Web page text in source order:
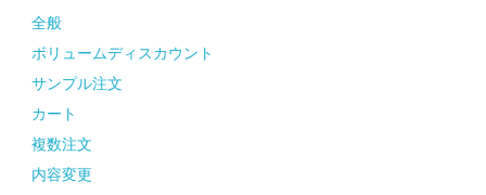
全般
ボリュームディスカウント
サンプル注文
カート
複数注文
内容変更